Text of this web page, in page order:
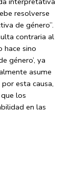
resolverse
de género”.
contraria al
hace sino
género’, ya
asume
esta causa,
los
en las